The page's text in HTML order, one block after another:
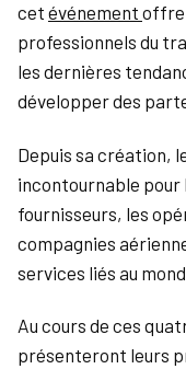
cet événement offre
professionnels du
les dernières
développer des
Depuis sa création,
incontournable pour
fournisseurs, les
compagnies
services liés au
Au cours de ces
présenteront leurs